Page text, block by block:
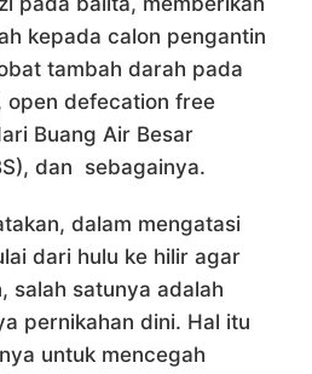
kepada calon pengantin
tambah darah pada
open defecation free
Buang Air Besar
dan sebagainya.
dalam mengatasi
dari hulu ke hilir agar
salah satunya adalah
pernikahan dini. Hal itu
untuk mencegah